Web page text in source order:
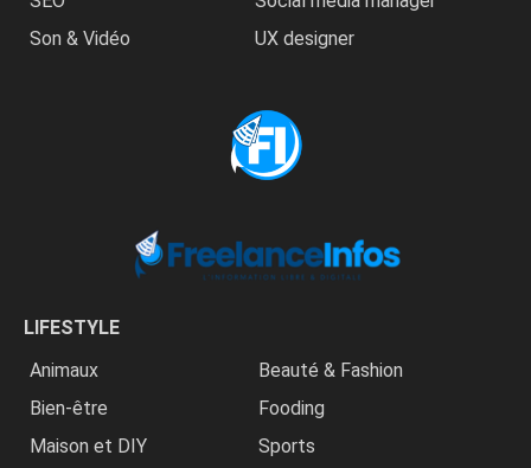
Son & Vidéo
UX designer
LIFESTYLE
Animaux
Beauté & Fashion
Bien-être
Fooding
Maison et DIY
Sports